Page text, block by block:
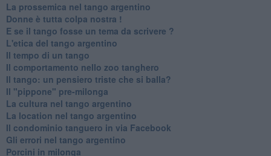
La prossemica nel tango argentino
Donne è tutta colpa nostra !
E se il tango fosse un tema da scrivere ?
L'etica del tango argentino
Il tempo di un tango
Il comportamento nello zoo tanghero
Il tango: un pensiero triste che si balla?
Il "pippone" pre-milonga
La cultura nel tango argentino
La location nel tango argentino
Il condominio tanguero in via Facebook
Gli errori nel tango argentino
Porcini in milonga